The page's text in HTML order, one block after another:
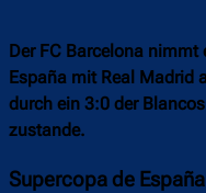
Der FC Barcelona nimmt
España mit Real Madrid
durch ein 3:0 der
zustande.
Supercopa de